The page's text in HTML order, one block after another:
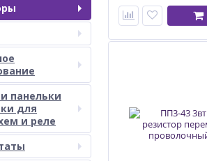
панельки
для
и реле
ручки 4
Предельное
400В Допустимое